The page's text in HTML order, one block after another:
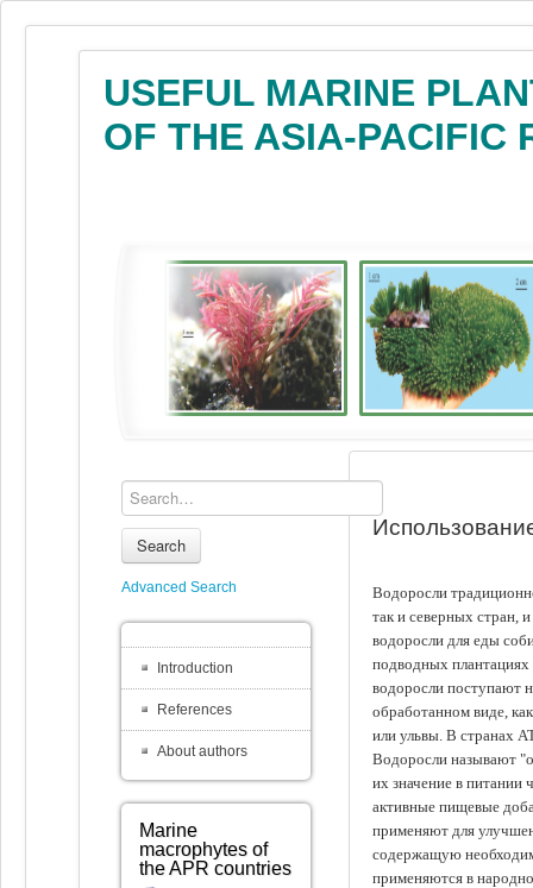
USEFUL MARINE
OF THE ASIA-PACIFIC
Водоросли
так и северных стран,
водоросли для еды
подводных
водоросли поступают
обработанном виде,
или ульвы. В странах
Водоросли называют
их значение в питании
активные пищевые
применяют для
содержащую
применяются в
Search
Advanced Search
Introduction
References
About authors
Marine
macrophytes of
the APR countries